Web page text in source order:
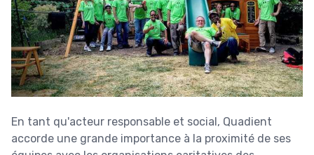
En tant qu'acteur responsable et social, Quadient
accorde une grande importance à la proximité de ses